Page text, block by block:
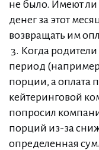
не было. Имеют ли
денег за этот
возвращать им
3. Когда
период
порции, а оплата
кейтеринговой
попросил
порций из-за
определенная